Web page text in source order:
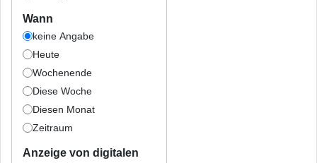
Wann
keine Angabe
Heute
Wochenende
Diese Woche
Diesen Monat
Zeitraum
Anzeige von digitalen